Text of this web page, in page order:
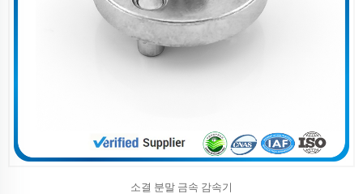
소결 분말 금속 감속기